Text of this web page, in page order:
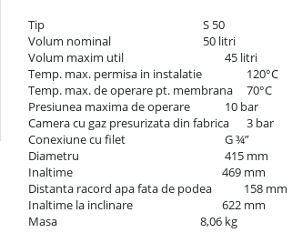
Tip	                                                        S 50
Volum nominal	                                50 litri
Volum maxim util	                                45 litri
Temp. max. permisa in instalatie	        120°C
Temp. max. de operare pt. membrana	70°C
Presiunea maxima de operare	        10 bar
Camera cu gaz presurizata din fabrica	3 bar
Conexiune cu filet	                                G ¾”
Diametru	                                                415 mm
Inaltime	                                               469 mm
Distanta racord apa fata de podea	       158 mm
Inaltime la inclinare	                               622 mm
Masa	                                               8,06 kg